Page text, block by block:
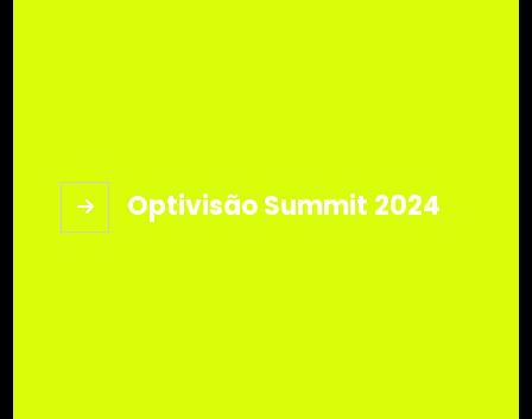
Optivisão Summit 2024